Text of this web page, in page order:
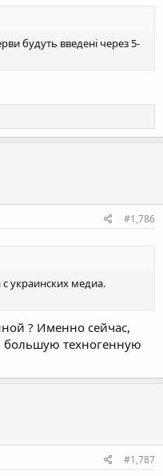
будуть введені через 5-
#1,786
с украинских медиа.
? Именно сейчас,
большую техногенную
#1,787